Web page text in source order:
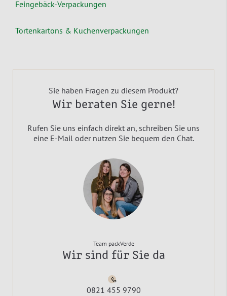
Feingebäck-Verpackungen
Tortenkartons & Kuchenverpackungen
Sie haben Fragen zu diesem Produkt?
Wir beraten Sie gerne!
Rufen Sie uns einfach direkt an, schreiben Sie uns
eine E-Mail oder nutzen Sie bequem den Chat.
Team packVerde
Wir sind für Sie da
0821 455 9790